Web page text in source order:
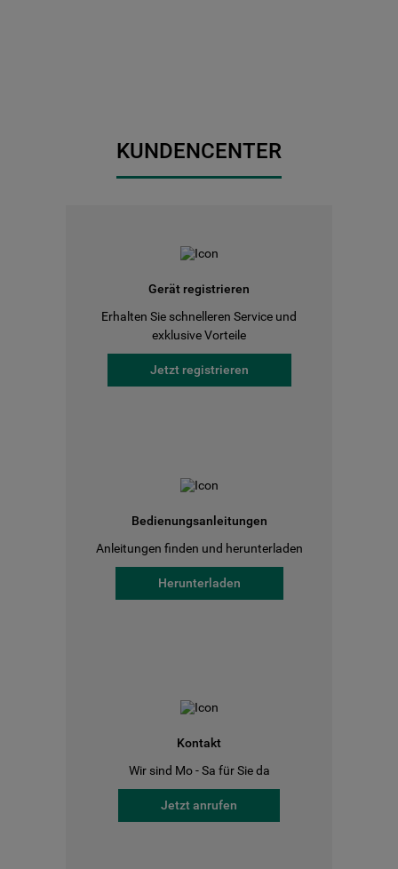
KUNDENCENTER
Gerät registrieren
Erhalten Sie schnelleren Service und
exklusive Vorteile
Jetzt registrieren
Bedienungsanleitungen
Anleitungen finden und herunterladen
Herunterladen
Kontakt
Wir sind Mo - Sa für Sie da
Jetzt anrufen